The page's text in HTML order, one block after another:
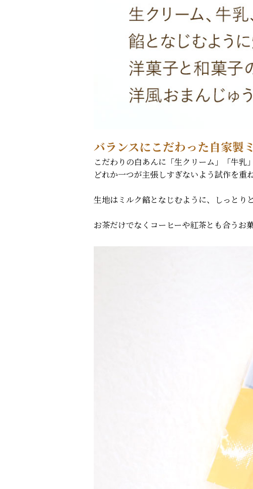
バランスにこだわった自家製
こだわりの白あんに「生クリーム」「牛乳
どれか一つが主張しすぎないよう試作を重
生地はミルク餡となじむように、しっとり
お茶だけでなくコーヒーや紅茶とも合うお菓